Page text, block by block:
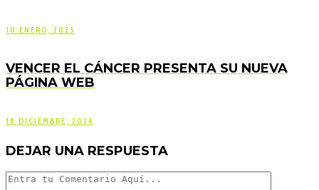
10 ENERO, 2025
VENCER EL CÁNCER PRESENTA SU NUEVA
PÁGINA WEB
18 DICIEMBRE, 2024
DEJAR UNA RESPUESTA